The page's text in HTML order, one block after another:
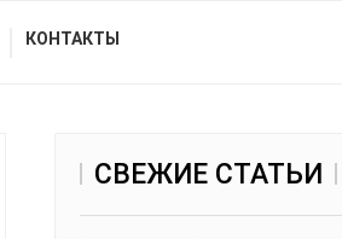
КОНТАКТЫ
СВЕЖИЕ СТАТЬИ